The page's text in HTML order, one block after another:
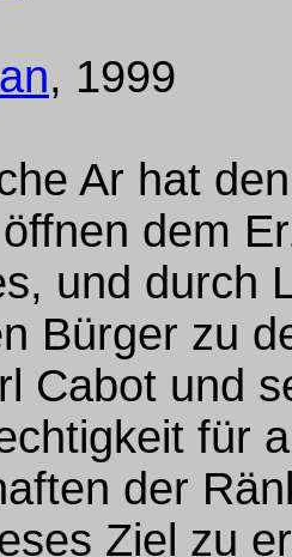
, 1999
Ar hat
dem
und durch
Bürger zu
Cabot und
für
der
Ziel zu